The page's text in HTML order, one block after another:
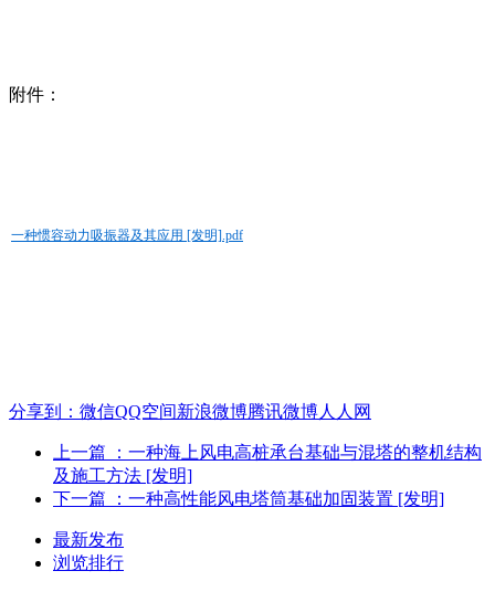
附件：
一种惯容动力吸振器及其应用 [发明].pdf
分享到： 微信QQ空间新浪微博腾讯微博人人网
上一篇
：一种海上风电高桩承台基础与混塔的整机结构
及施工方法 [发明]
下一篇
：一种高性能风电塔筒基础加固装置 [发明]
最新发布
浏览排行